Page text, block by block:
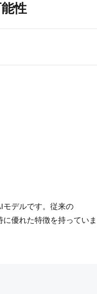
性
モデルです。従来の
優れた特徴を持っていま